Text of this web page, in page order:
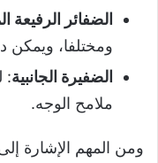
الضفائر الرفيعة
ومختلفا،
الضفيرة الجانبية:
ملامح الوجه.
ومن المهم الإشارة